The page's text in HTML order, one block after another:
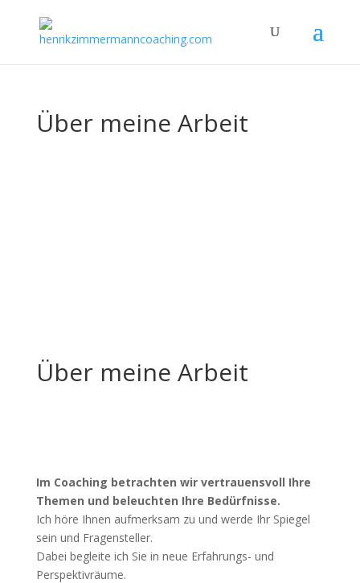
Über meine Arbeit
Über meine Arbeit
Im Coaching betrachten wir vertrauensvoll Ihre
Themen und beleuchten Ihre Bedürfnisse.
Ich höre Ihnen aufmerksam zu und werde Ihr Spiegel
sein und Fragensteller.
Dabei begleite ich Sie in neue Erfahrungs- und
Perspektivräume.